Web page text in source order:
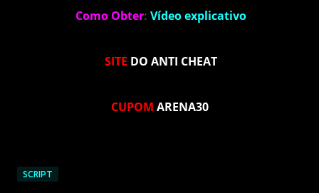
Como Obter: Vídeo explicativo
SITE DO ANTI CHEAT
CUPOM ARENA30
SCRIPT